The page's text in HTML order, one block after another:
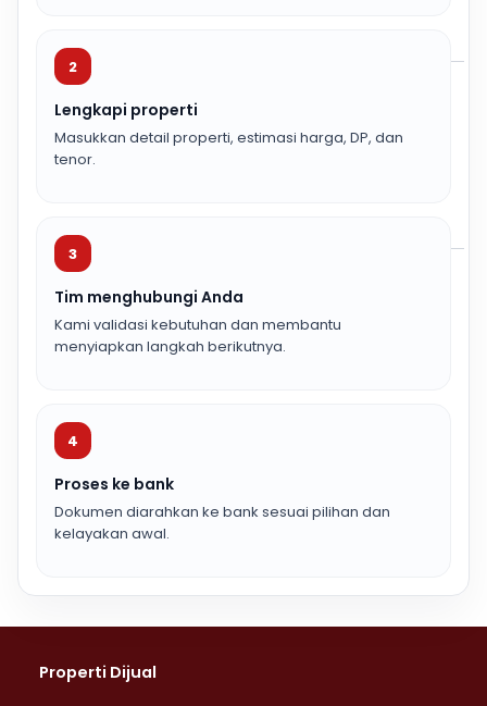
2
Lengkapi properti
Masukkan detail properti, estimasi harga, DP, dan
tenor.
3
Tim menghubungi Anda
Kami validasi kebutuhan dan membantu
menyiapkan langkah berikutnya.
4
Proses ke bank
Dokumen diarahkan ke bank sesuai pilihan dan
kelayakan awal.
Properti Dijual